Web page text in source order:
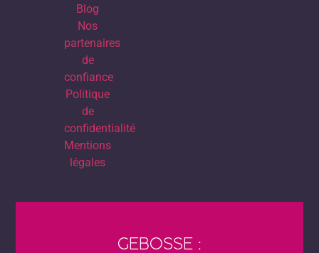
Blog
Nos
partenaires
de
confiance
Politique
de
confidentialité
Mentions
légales
GEBOSSE :